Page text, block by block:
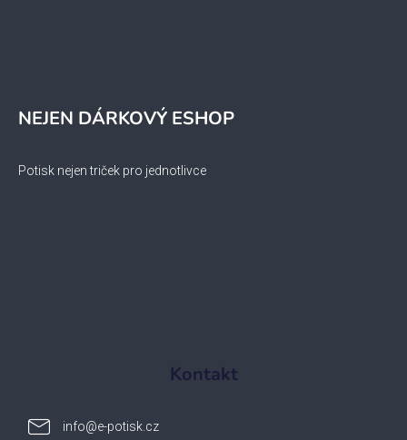
NEJEN DÁRKOVÝ ESHOP
Potisk nejen triček pro jednotlivce
Kontakt
info@e-potisk.cz